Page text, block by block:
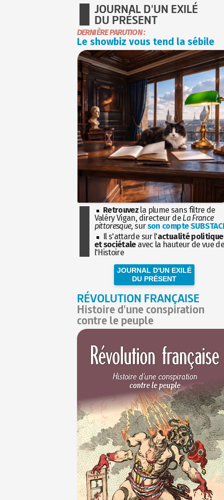
JOURNAL D'UN EXILÉ
DU PRÉSENT
DERNIÈRE PARUTION :
Le showbiz vous tend la sébile
Retrouvez la plume sans filtre de
Valéry Vigan, directeur de La France
pittoresque, surson compte
Il s'attarde sur l'actualité politique
et sociétaleavec la hauteur de vue
l'Histoire
JOURNAL D'UN EXILÉ
DU PRÉSENT
RÉVOLUTION FRANÇAISE
Histoire d'une conspiration
contre le peuple